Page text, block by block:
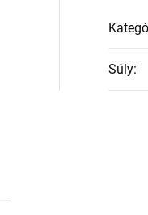
Súly: